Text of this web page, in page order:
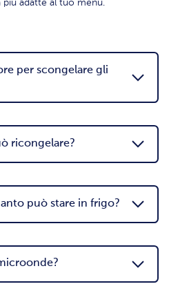
più adatte al tuo menu.
per scongelare gli
ricongelare?
può stare in frigo?